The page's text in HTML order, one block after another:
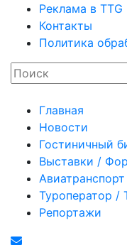
Реклама в TTG
Контакты
Политика
Главная
Новости
Гостиничный
Выставки /
Авиатранспорт
Туроператор /
Репортажи